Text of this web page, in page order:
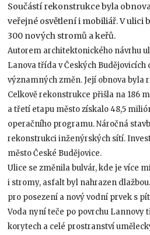
Součástí rekonstrukce byla
veřejné osvětlení i mobiliář. V ulici
300 nových stromů a keřů.
Autorem architektonického návrhu
Lanova třída v Českých
významných změn. Její obnova byla
Celkově rekonstrukce přišla na 186
a třetí etapu město získalo 48,5
operačního programu. Náročná
rekonstrukci inženýrských sítí.
město České Budějovice.
Ulice se změnila bulvár, kde je více
i stromy, asfalt byl nahrazen
pro posezení a nový vodní prvek s
Voda nyní teče po povrchu Lannovy
korytech a celé prostranství